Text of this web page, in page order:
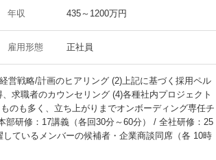
年収 435～1200万円
雇用形態 正社員
営戦略/計画のヒアリング (2)上記に基づく採用ペル
求職者のカウンセリング (4)各種社内プロジェクト
のも多く、立ち上がりまでオンボーディング専任チ
部研修：17講義（各回30分～60分） / 全社研修：25
ているメンバーの候補者・企業商談同席（各 10時